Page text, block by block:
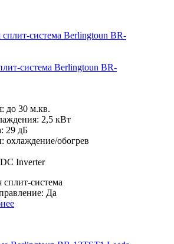
система Berlingtoun BR-
до 30 м.кв.
2,5 кВт
29 дБ
охлаждение/обогрев
Inverter
сплит-система
Да